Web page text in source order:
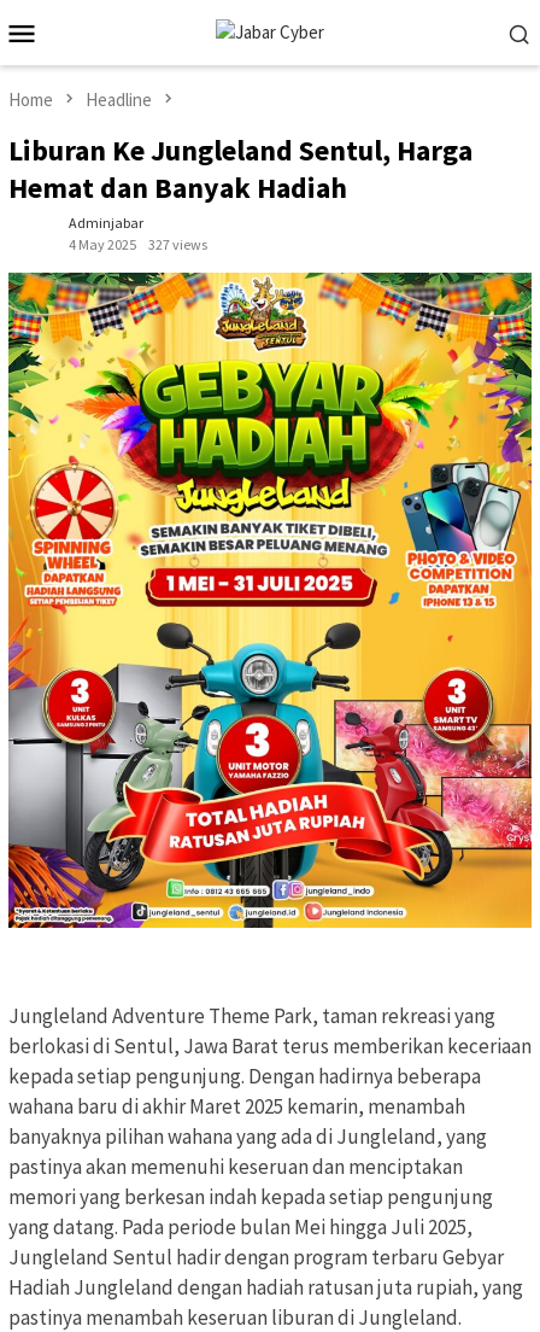
to
contentMenu
Home Headline
Liburan Ke Jungleland Sentul, Harga
Hemat dan Banyak Hadiah
Adminjabar
4 May 2025
327 views
Jungleland Adventure Theme Park, taman rekreasi yang
berlokasi di Sentul, Jawa Barat terus memberikan keceriaan
kepada setiap pengunjung. Dengan hadirnya beberapa
wahana baru di akhir Maret 2025 kemarin, menambah
banyaknya pilihan wahana yang ada di Jungleland, yang
pastinya akan memenuhi keseruan dan menciptakan
memori yang berkesan indah kepada setiap pengunjung
yang datang. Pada periode bulan Mei hingga Juli 2025,
Jungleland Sentul hadir dengan program terbaru Gebyar
Hadiah Jungleland dengan hadiah ratusan juta rupiah, yang
pastinya menambah keseruan liburan di Jungleland.